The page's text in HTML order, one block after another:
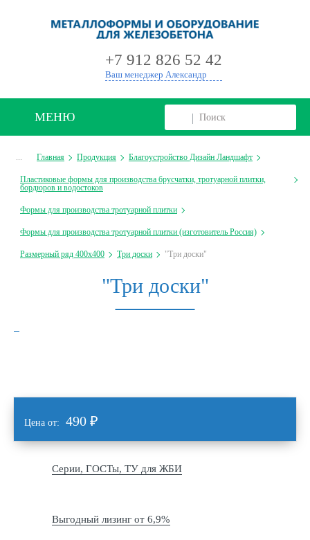
+7 912 826 52 42
Ваш менеджер Александр
МЕНЮ
... Главная Продукция Благоустройство Дизайн Ландшафт
Пластиковые формы для производства брусчатки, тротуарной плитки,
бордюров и водостоков
Формы для производства тротуарной плитки
Формы для производства тротуарной плитки (изготовитель Россия)
Размерный ряд 400х400 Три доски "Три доски"
"Три доски"
Цена от: 490 ₽
Серии, ГОСТы, ТУ для ЖБИ
Выгодный лизинг от 6,9%